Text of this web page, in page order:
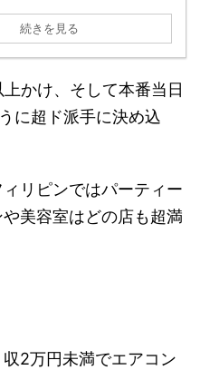
続きを見る
かけ、そして本番当日
に超ド派手に決め込
リピンではパーティー
美容室はどの店も超満
2万円未満でエアコン